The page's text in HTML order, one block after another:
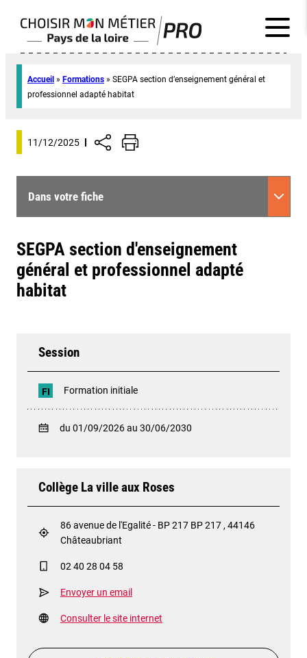
Accueil » Formations » SEGPA section d’enseignement général et
professionnel adapté habitat
11/12/2025
Dans votre fiche
SEGPA section d'enseignement
général et professionnel adapté
habitat
Session
FI Formation initiale
du 01/09/2026 au 30/06/2030
Collège La ville aux Roses
86 avenue de l'Egalité - BP 217 BP 217 , 44146
Châteaubriant
02 40 28 04 58
Envoyer un email
Consulter le site internet